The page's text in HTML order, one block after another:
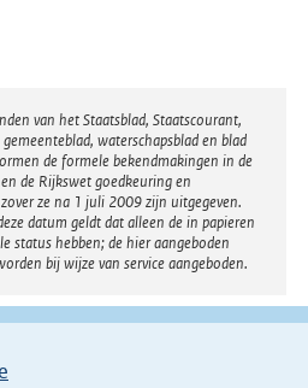
van het Staatsblad, Staatscourant,
waterschapsblad en blad
de formele bekendmakingen in de
de Rijkswet goedkeuring en
ze na 1 juli 2009 zijn uitgegeven.
datum geldt dat alleen de in papieren
status hebben; de hier aangeboden
bij wijze van service aangeboden.